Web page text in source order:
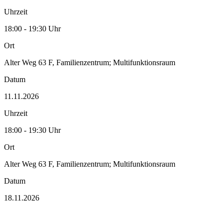
Uhrzeit
18:00 - 19:30 Uhr
Ort
Alter Weg 63 F, Familienzentrum; Multifunktionsraum
Datum
11.11.2026
Uhrzeit
18:00 - 19:30 Uhr
Ort
Alter Weg 63 F, Familienzentrum; Multifunktionsraum
Datum
18.11.2026